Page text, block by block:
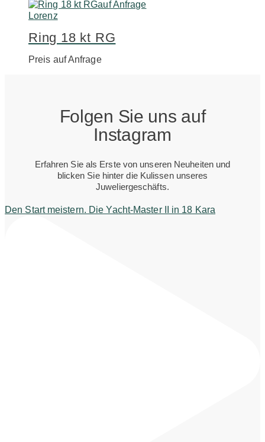
auf Anfrage
Lorenz
Ring 18 kt RG
Preis auf Anfrage
Folgen Sie uns auf
Instagram
Erfahren Sie als Erste von unseren Neuheiten und
blicken Sie hinter die Kulissen unseres
Juweliergeschäfts.
Den Start meistern. Die Yacht-Master II in 18 Kara